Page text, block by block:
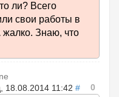
ли? Всего
свои работы в
Знаю, что
18.08.2014 11:42 # 0